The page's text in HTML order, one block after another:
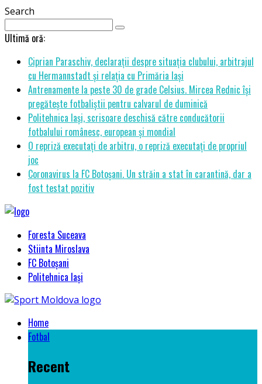
Search
Ultimă oră:
Ciprian Paraschiv, declarații despre situația clubului, arbitrajul
cu Hermannstadt și relația cu Primăria Iași
Antrenamente la peste 30 de grade Celsius. Mircea Rednic își
pregătește fotbaliștii pentru calvarul de duminică
Politehnica Iași, scrisoare deschisă către conducătorii
fotbalului românesc, european și mondial
O repriză executați de arbitru, o repriză executați de propriul
joc
Coronavirus la FC Botoșani. Un străin a stat în carantină, dar a
fost testat pozitiv
Foresta Suceava
Stiinta Miroslava
FC Botoșani
Politehnica Iași
Home
Fotbal
Recent